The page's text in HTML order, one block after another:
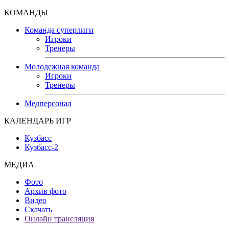
КОМАНДЫ
Команда суперлиги
Игроки
Тренеры
Молодежная команда
Игроки
Тренеры
Медперсонал
КАЛЕНДАРЬ ИГР
Кузбасс
Кузбасс-2
МЕДИА
Фото
Архив фото
Видео
Скачать
Онлайн трансляция